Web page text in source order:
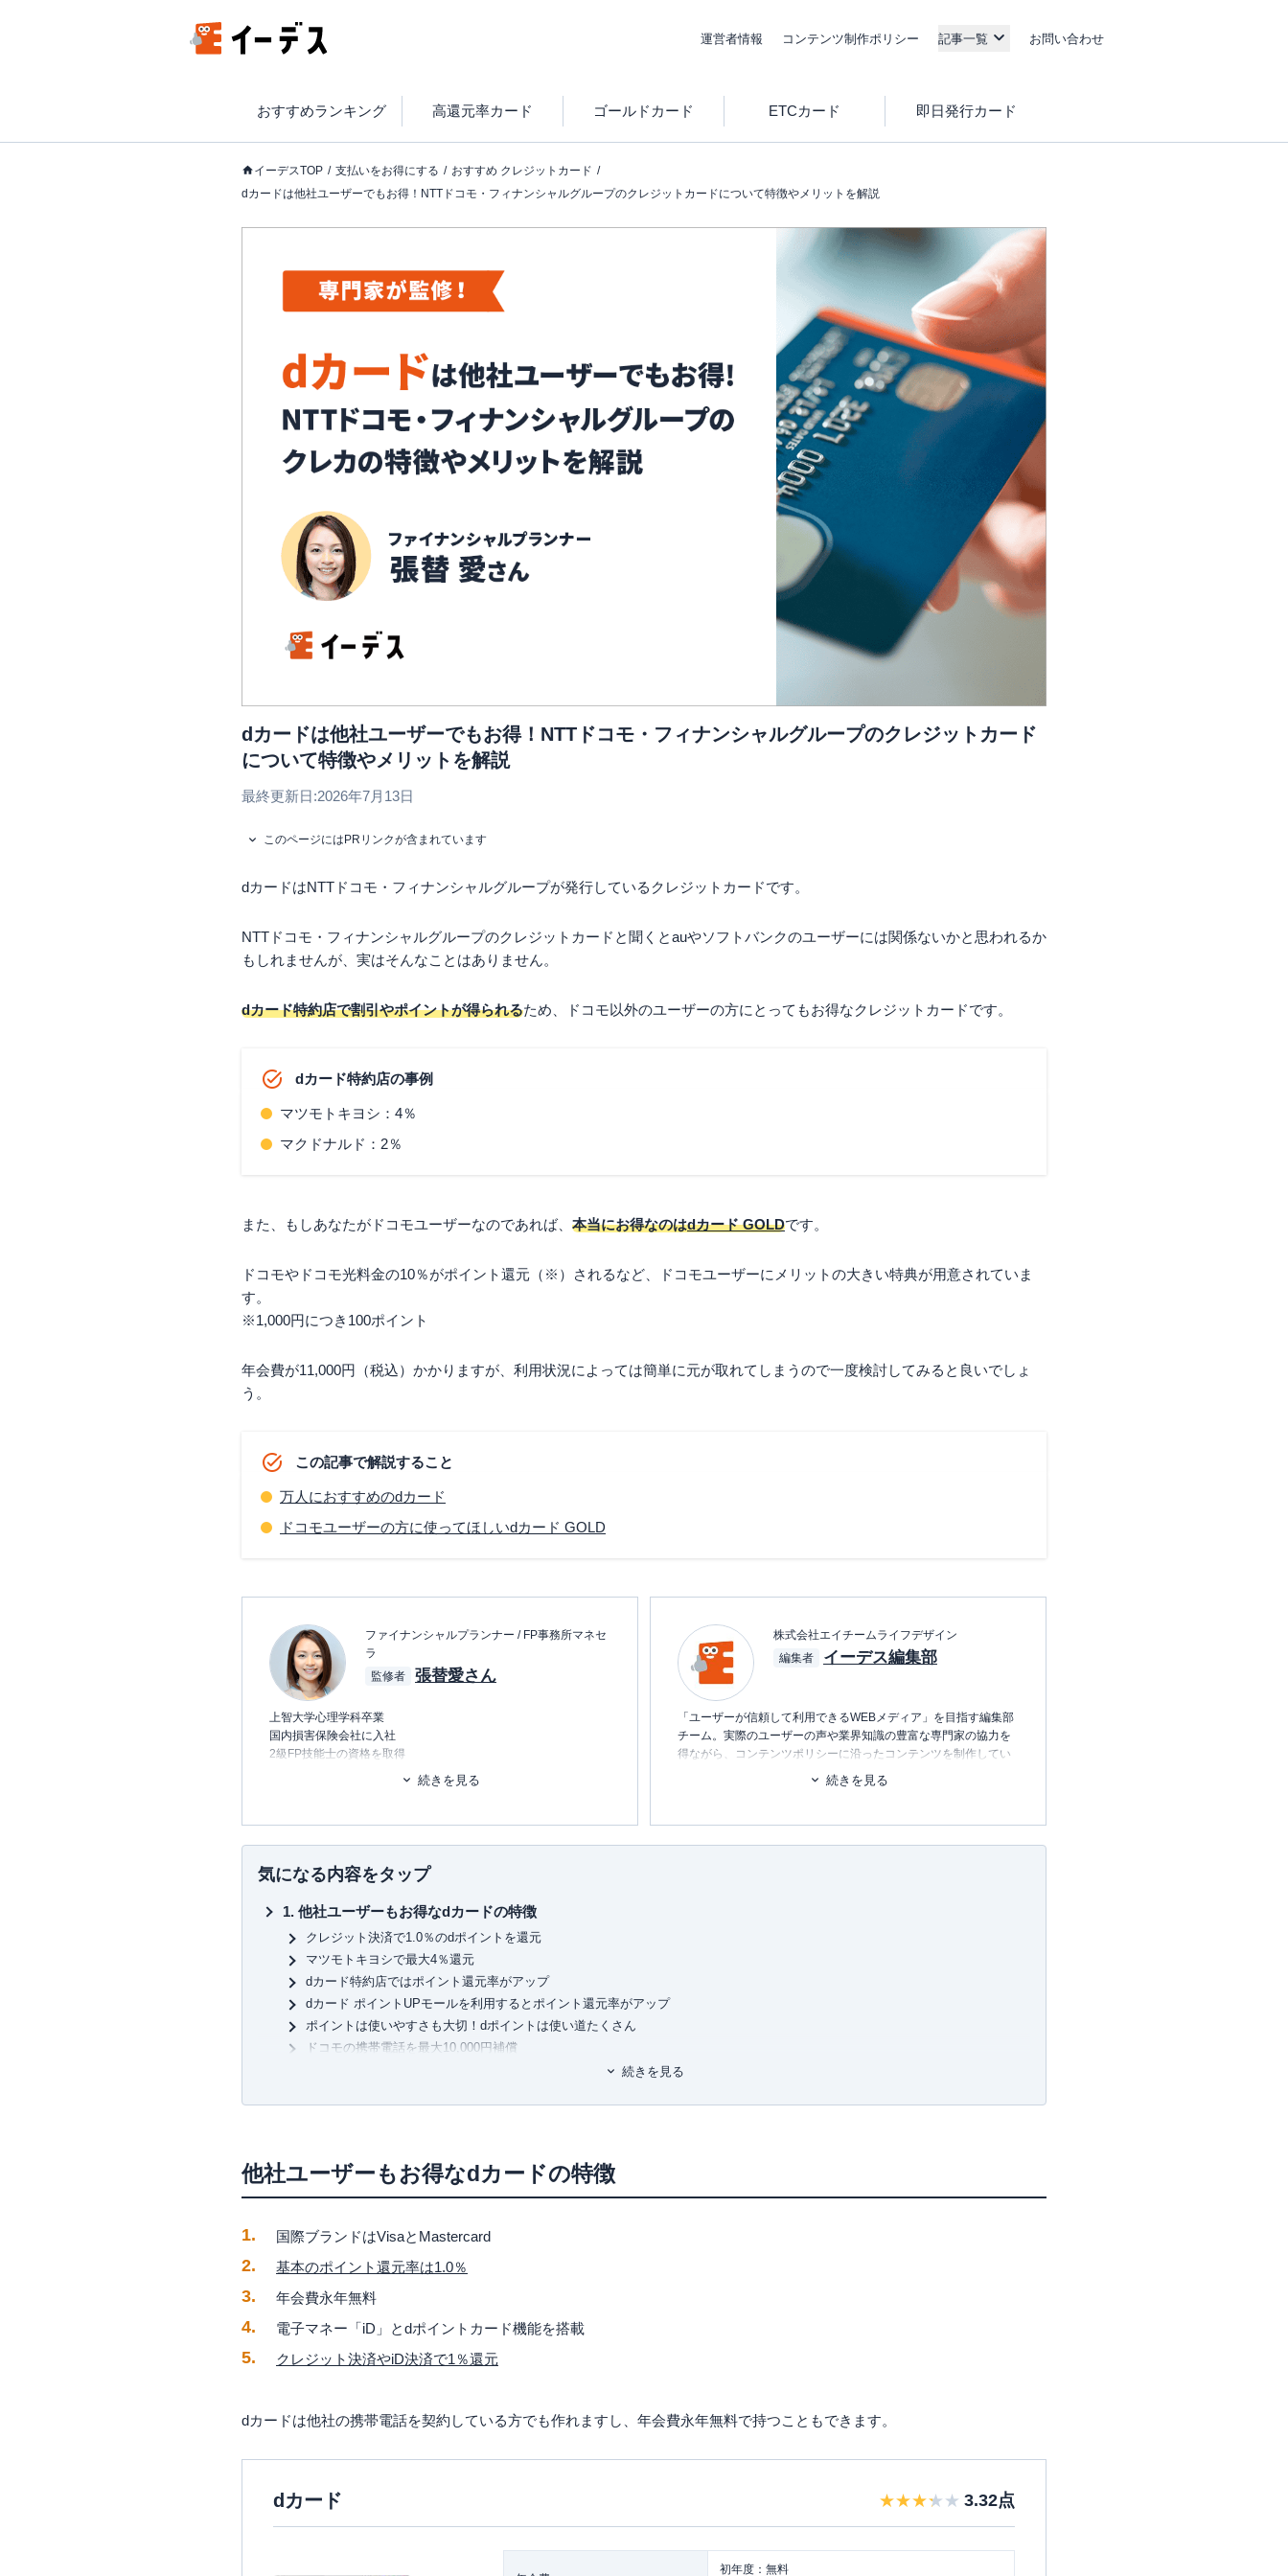
運営者情報 コンテンツ制作ポリシー 記事一覧 お問い合わせ
おすすめランキング 高還元率カード ゴールドカード ETCカード 即日発行カード
イーデスTOP 支払いをお得にする
おすすめ クレジットカード
dカードは他社ユーザーでもお得！NTTドコモ・フィナンシャルグループのクレジットカードについて特徴やメリットを解説
dカードは他社ユーザーでもお得！NTTドコモ・フィナンシャルグループのクレジットカード
について特徴やメリットを解説
最終更新日:2026年7月13日
このページにはPRリンクが含まれています
dカードはNTTドコモ・フィナンシャルグループが発行しているクレジットカードです。
NTTドコモ・フィナンシャルグループのクレジットカードと聞くとauやソフトバンクのユーザーには関係ないかと思われるか
もしれませんが、実はそんなことはありません。
dカード特約店で割引やポイントが得られるため、ドコモ以外のユーザーの方にとってもお得なクレジットカードです。
dカード特約店の事例
マツモトキヨシ：4％
マクドナルド：2％
また、もしあなたがドコモユーザーなのであれば、 本当にお得なのはdカード GOLDです。
ドコモやドコモ光料金の10％がポイント還元（※）されるなど、ドコモユーザーにメリットの大きい特典が用意されていま
す。
※1,000円につき100ポイント
年会費が11,000円（税込）かかりますが、利用状況によっては簡単に元が取れてしまうので一度検討してみると良いでしょ
う。
この記事で解説すること
万人におすすめのdカード
ドコモユーザーの方に使ってほしいdカード GOLD
ファイナンシャルプランナー / FP事務所マネセ
ラ
監修者
張替愛さん
上智大学心理学科卒業
国内損害保険会社に入社
2級FP技能士の資格を取得
日本FP協会認定AFP資格を取得
個人相談（オンライン・対面）
執筆・監修（家計や保険などを中心に年間60件以上）
続きを見る
株式会社エイチームライフデザイン
編集者
イーデス編集部
「ユーザーが信頼して利用できるWEBメディア」を目指す編集部
チーム。実際のユーザーの声や業界知識の豊富な専門家の協力を
得ながら、コンテンツポリシーに沿ったコンテンツを制作してい
ます。暮らしに関するトピックを中心に、読者の「まよい」を解
消し、最適な選択を支援するためのコンテンツを制作中です。
■書籍
初心者でもわかる！お金に関するアレコレの選び方BOOK
続きを見る
気になる内容をタップ
他社ユーザーもお得なdカードの特徴
クレジット決済で1.0％のdポイントを還元
マツモトキヨシで最大4％還元
dカード特約店ではポイント還元率がアップ
dカード ポイントUPモールを利用するとポイント還元率がアップ
ポイントは使いやすさも大切！dポイントは使い道たくさん
ドコモの携帯電話を最大10,000円補償
ドコモユーザー必見のdカード GOLDのオリジナル特典
ドコモ利用料金の10％をポイント還元
dカード プリペイドの特徴
dカード プリペイドのチャージ方法
dカードのデメリット・注意点
電子マネーのチャージはポイント付与対象外
まとめ
dカードの評判
続きを見る
他社ユーザーもお得なdカードの特徴
国際ブランドはVisaとMastercard
基本のポイント還元率は1.0％
年会費永年無料
電子マネー「iD」とdポイントカード機能を搭載
クレジット決済やiD決済で1％還元
dカードは他社の携帯電話を契約している方でも作れますし、年会費永年無料で持つこともできます。
dカード 3.32点
初年度：無料